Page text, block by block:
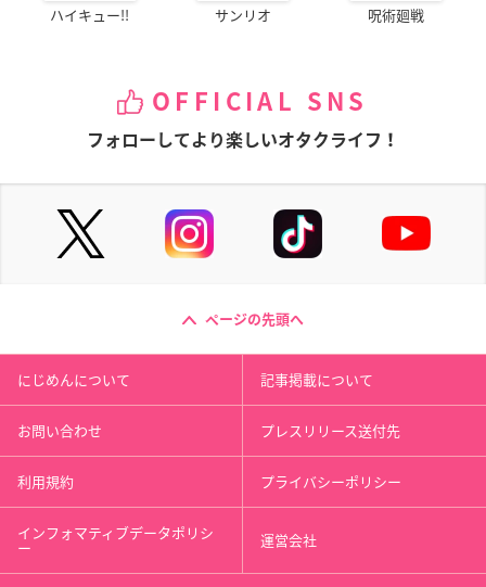
ハイキュー!! サンリオ 呪術廻戦
OFFICIAL SNS
フォローしてより楽しいオタクライフ！
ページの先頭へ
にじめんについて 記事掲載について
お問い合わせ プレスリリース送付先
利用規約 プライバシーポリシー
インフォマティブデータポリシ
ー 運営会社